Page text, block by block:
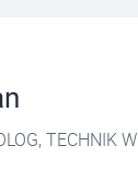
TECHNIK